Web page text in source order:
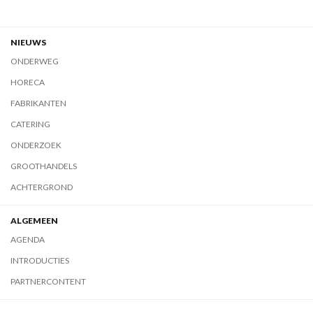
NIEUWS
ONDERWEG
HORECA
FABRIKANTEN
CATERING
ONDERZOEK
GROOTHANDELS
ACHTERGROND
ALGEMEEN
AGENDA
INTRODUCTIES
PARTNERCONTENT